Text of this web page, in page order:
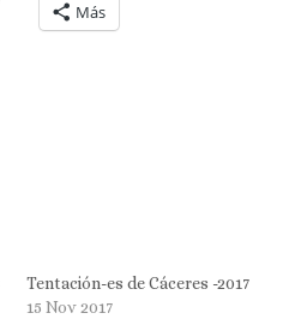
Más
Tentación-es de Cáceres -2017
15 Nov 2017